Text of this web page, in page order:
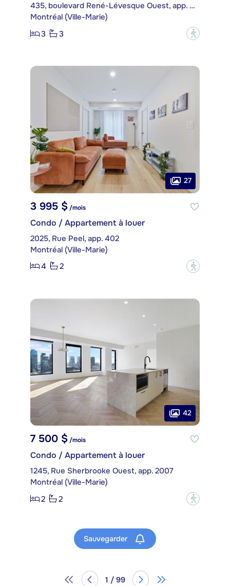
435, boulevard René-Lévesque Ouest, app. 2513
Montréal (Ville-Marie)
3
3 ?
27
3 995 $ /mois
Condo / Appartement à louer
2025, Rue Peel, app. 402
Montréal (Ville-Marie)
4
2 ?
42
7 500 $/mois
Condo / Appartement à louer
1245, Rue Sherbrooke Ouest, app. 2007
Montréal (Ville-Marie)
2
2 ?
Sauvegarder
1 / 99